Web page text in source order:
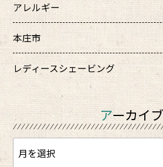
アレルギー
本庄市
レディースシェービング
アーカイブ